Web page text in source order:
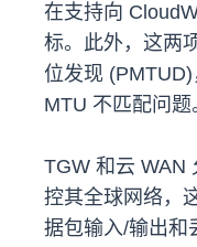
在支持向
标。此外，这两
位发现
MTU 不匹配问题
TGW 和云 WAN
控其全球网络，
据包输入/输出和